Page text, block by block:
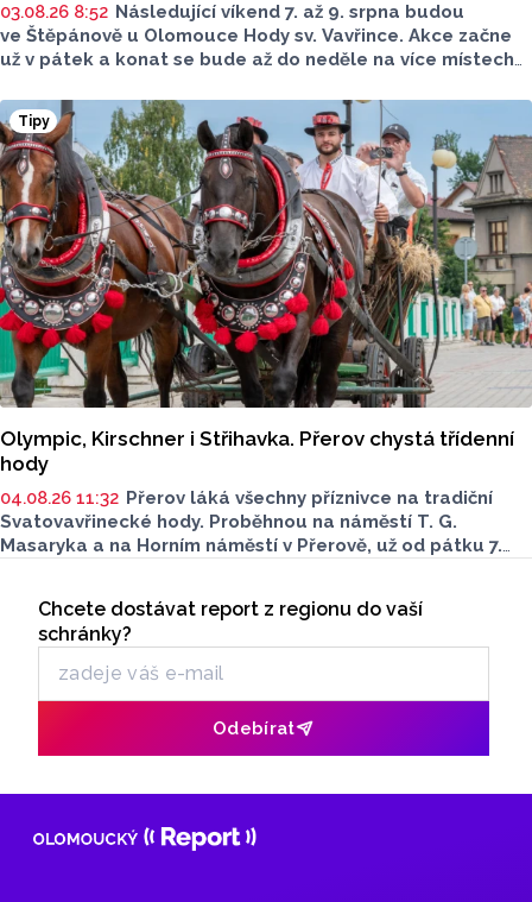
03.08.26 8:52 Následující víkend 7. až 9. srpna budou
ve Štěpánově u Olomouce Hody sv. Vavřince. Akce začne
už v pátek a konat se bude až do neděle na více místech
veselice, bohatého doprovodného programu pro celou
rodinu a na skvělou atmosféru.
Tipy
Olympic, Kirschner i Střihavka. Přerov chystá třídenní
hody
04.08.26 11:32 Přerov láká všechny příznivce na tradiční
Svatovavřinecké hody. Proběhnou na náměstí T. G.
Masaryka a na Horním náměstí v Přerově, už od pátku 7.
i na historický jarmark.
Odběr newsletteru
Chcete dostávat report z regionu do vaší
schránky?
Odebírat